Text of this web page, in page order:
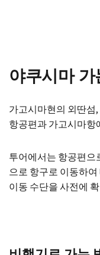
야쿠시마 가
가고시마현의 외딴섬
항공편과 가고시마항
투어에서는 항공편으
으로 항구로 이동하
이동 수단을 사전에